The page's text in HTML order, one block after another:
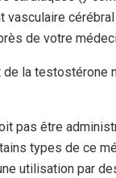
vasculaire
de votre
la testostérone
pas être
types de ce
utilisation par